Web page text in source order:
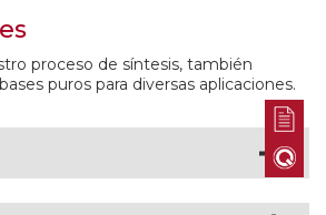
proceso de síntesis, también
puros para diversas aplicaciones.